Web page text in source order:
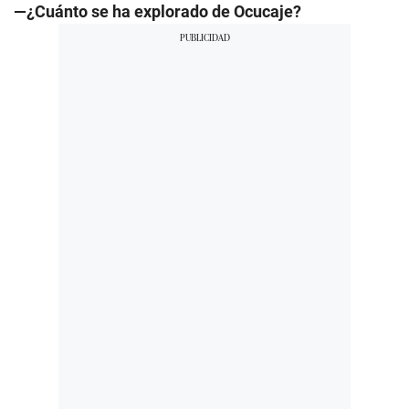
—¿Cuánto se ha explorado de Ocucaje?